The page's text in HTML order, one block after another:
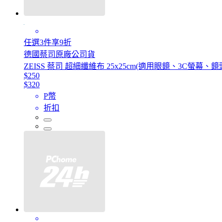
任選3件享9折
德國蔡司原廠公司貨
ZEISS 蔡司 超細纖維布 25x25cm(適用眼鏡、3C螢幕、鏡
$250
$320
P幣
折扣